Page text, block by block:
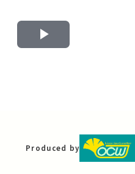
Play
Produced by